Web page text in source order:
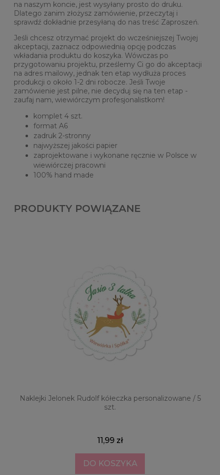
na naszym koncie, jest wysyłany prosto do druku.
Dlatego zanim złożysz zamówienie, przeczytaj i
sprawdź dokładnie przesyłaną do nas treść Zaproszeń.
Jeśli chcesz otrzymać projekt do wcześniejszej Twojej
akceptacji, zaznacz odpowiednią opcję podczas
wkładania produktu do koszyka. Wówczas po
przygotowaniu projektu, prześlemy Ci go do akceptacji
na adres mailowy, jednak ten etap wydłuża proces
produkcji o około 1-2 dni robocze. Jeśli Twoje
zamówienie jest pilne, nie decyduj się na ten etap -
zaufaj nam, wiewiórczym profesjonalistkom!
komplet 4 szt.
format A6
zadruk 2-stronny
najwyższej jakości papier
zaprojektowane i wykonane ręcznie w Polsce w
wiewiórczej pracowni
100% hand made
PRODUKTY POWIĄZANE
Naklejki Jelonek Rudolf kółeczka personalizowane / 5
szt.
11,99 zł
DO KOSZYKA